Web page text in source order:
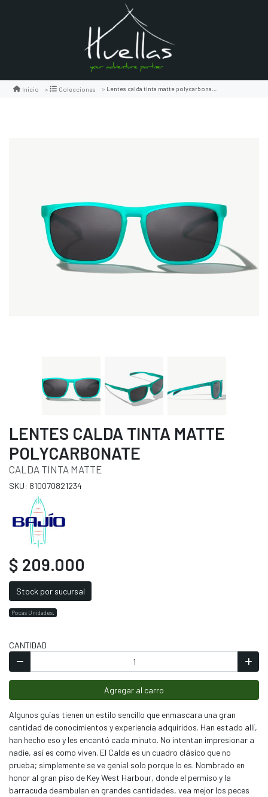
Inicio Colecciones Lentes calda tinta matte polycarbonate
LENTES CALDA TINTA MATTE
POLYCARBONATE
CALDA TINTA MATTE
SKU: 810070821234
$ 209.000
Stock por sucursal
Pocas Unidades.
CANTIDAD
Agregar al carro
Algunos guías tienen un estilo sencillo que enmascara una gran
cantidad de conocimientos y experiencia adquiridos. Han estado allí,
han hecho eso y les encantó cada minuto. No intentan impresionar a
nadie, así es como viven. El Calda es un cuadro clásico que no
prueba; simplemente se ve genial solo porque lo es. Nombrado en
honor al gran piso de Key West Harbour, donde el permiso y la
barracuda deambulan en grandes cantidades, vea mejor los peces